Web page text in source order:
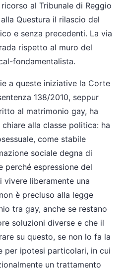
al Tribunale di Reggio
Questura il rilascio del
e senza precedenti. La via
rispetto al muro del
fondamentalista.
a queste iniziative la Corte
138/2010, seppur
al matrimonio gay, ha
alla classe politica: ha
come stabile
sociale degna di
perché espressione del
liberamente una
è precluso alla legge
tra gay, anche se restano
soluzioni diverse e che il
su questo, se non lo fa la
per ipotesi particolari, in cui
un trattamento